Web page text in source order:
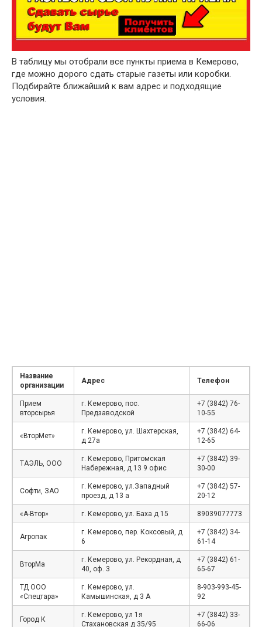
В таблицу мы отобрали все пункты приема в Кемерово,
где можно дорого сдать старые газеты или коробки.
Подбирайте ближайший к вам адрес и подходящие
условия.
Название
организации
Адрес Телефон
Прием
вторсырья
г. Кемерово, пос.
Предзаводской
+7 (3842) 76-
10-55
«ВторМет»
г. Кемерово, ул. Шахтерская,
д 27а
+7 (3842) 64-
12-65
ТАЭЛЬ, ООО
г. Кемерово, Притомская
Набережная, д 13 9 офис
+7 (3842) 39-
30-00
Софти, ЗАО
г. Кемерово, ул.Западный
проезд, д 13 а
+7 (3842) 57-
20-12
«А-Втор» г. Кемерово, ул. Баха д 15 89039077773
Агропак
г. Кемерово, пер. Коксовый, д
6
+7 (3842) 34-
61-14
ВторМа
г. Кемерово, ул. Рекордная, д
40, оф. 3
+7 (3842) 61-
65-67
ТД ООО
«Спецтара»
г. Кемерово, ул.
Камышинская, д 3 А
8-903-993-45-
92
Город К
г. Кемерово, ул 1я
Стахановская д 35/95
+7 (3842) 33-
66-06